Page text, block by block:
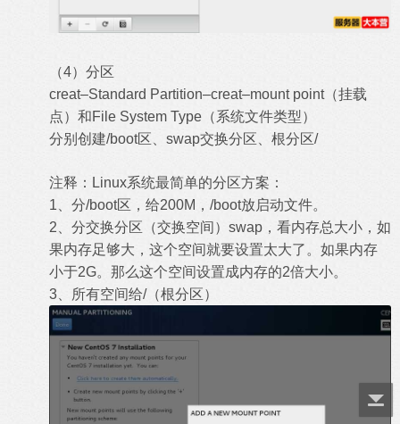
（4）分区
creat–Standard Partition–creat–mount point（挂载
点）和File System Type（系统文件类型）
分别创建/boot区、swap交换分区、根分区/
注释：Linux系统最简单的分区方案：
1、分/boot区，给200M，/boot放启动文件。
2、分交换分区（交换空间）swap，看内存总大小，如
果内存足够大，这个空间就要设置太大了。如果内存
小于2G。那么这个空间设置成内存的2倍大小。
3、所有空间给/（根分区）